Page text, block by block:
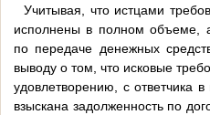
Учитывая, что истцами
исполнены в полном объеме, а
по передаче денежных
выводу о том, что исковые
удовлетворению, с ответчика
взыскана задолженность по